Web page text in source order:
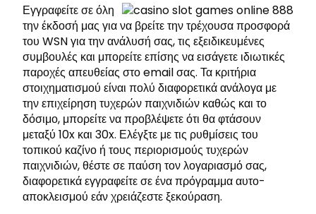
Εγγραφείτε σε όλη
την έκδοσή μας για να βρείτε την τρέχουσα προσφορά
του WSN για την ανάλυσή σας, τις εξειδικευμένες
συμβουλές και μπορείτε επίσης να εισάγετε ιδιωτικές
παροχές απευθείας στο email σας. Τα κριτήρια
στοιχηματισμού είναι πολύ διαφορετικά ανάλογα με
την επιχείρηση τυχερών παιχνιδιών καθώς και το
δόσιμο, μπορείτε να προβλέψετε ότι θα φτάσουν
μεταξύ 10x και 30x. Ελέγξτε με τις ρυθμίσεις του
τοπικού καζίνο ή τους περιορισμούς τυχερών
παιχνιδιών, θέστε σε παύση τον λογαριασμό σας,
διαφορετικά εγγραφείτε σε ένα πρόγραμμα αυτο-
αποκλεισμού εάν χρειάζεστε ξεκούραση.